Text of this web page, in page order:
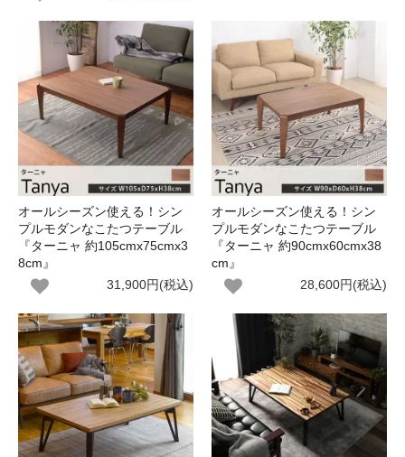
オールシーズン使える！シン
プルモダンなこたつテーブル
『ターニャ 約105cmx75cmx3
8cm』
31,900円(税込)
オールシーズン使える！シン
プルモダンなこたつテーブル
『ターニャ 約90cmx60cmx38
cm』
28,600円(税込)